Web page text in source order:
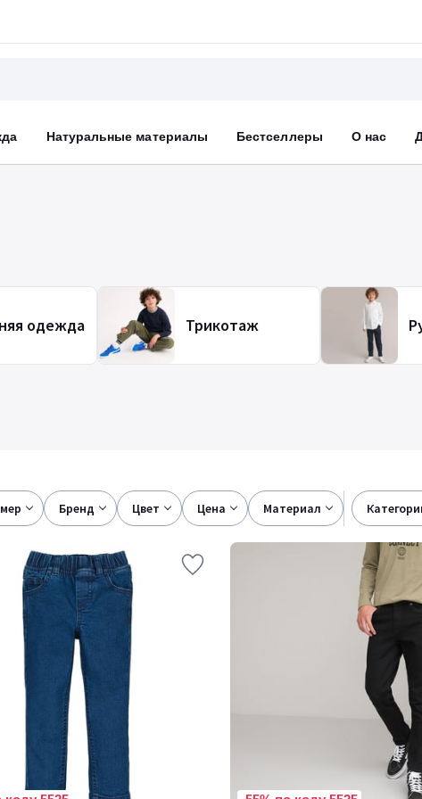
Натуральные материалы Бестселлеры О нас
одежда Трикотаж
бренд цвет цена материал